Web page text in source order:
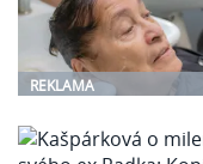
REKLAMA